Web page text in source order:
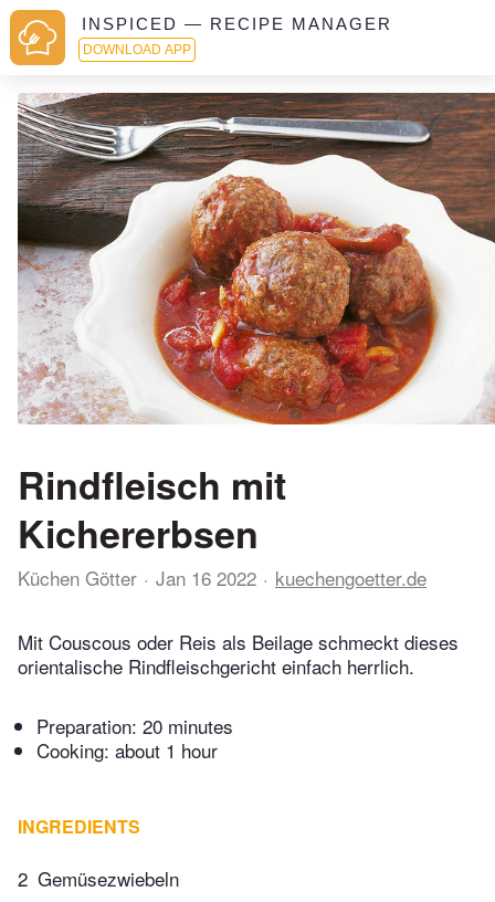
INSPICED — RECIPE MANAGER
DOWNLOAD APP
Rindfleisch mit
Kichererbsen
Küchen Götter Jan 16 2022 kuechengoetter.de
Mit Couscous oder Reis als Beilage schmeckt dieses
orientalische Rindfleischgericht einfach herrlich.
Preparation: 20 minutes
Cooking: about 1 hour
INGREDIENTS
2 Gemüsezwiebeln